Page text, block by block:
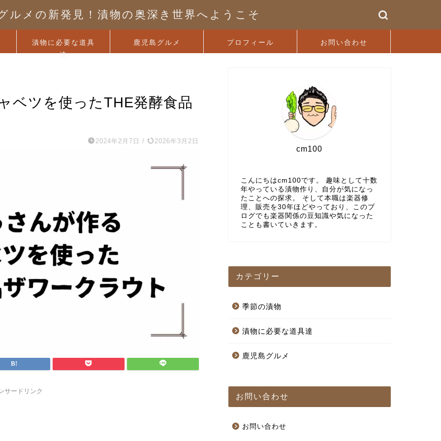
ルメの新発見！漬物の奥深き世界へようこそ
漬物に必要な道具
達
鹿児島グルメ プロフィール お問い合わせ
ベツを使ったTHE発酵食品
2024年2月7日 / 2026年3月2日
サードリンク
cm100
こんにちはcm100です。 趣味として十数
年やっている漬物作り、自分が気になっ
たことへの探求。 そして本職は楽器修
理、販売を30年ほどやっており、このブ
ログでも楽器関係の豆知識や気になった
ことも書いていきます。
カテゴリー
季節の漬物
漬物に必要な道具達
鹿児島グルメ
お問い合わせ
お問い合わせ